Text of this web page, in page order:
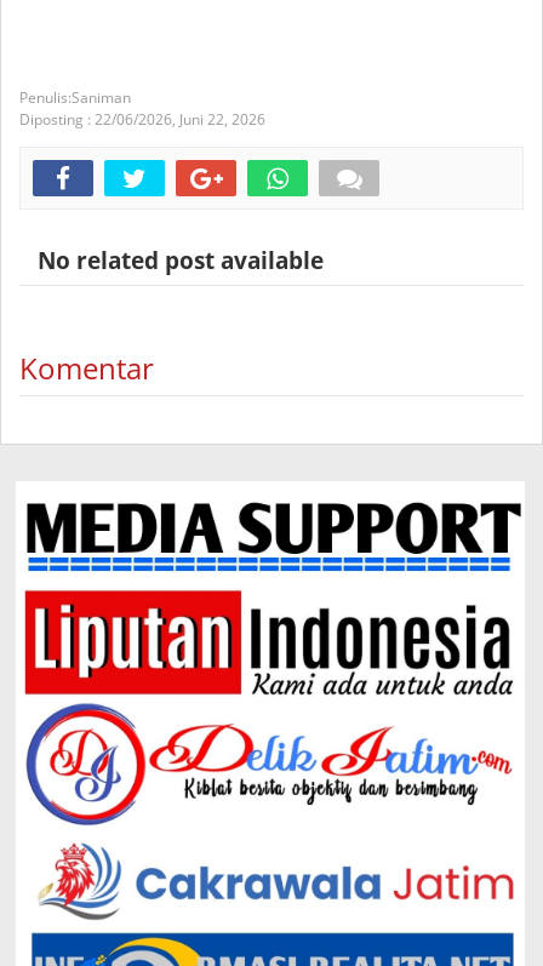
Saniman
Diposting : 22/06/2026, Juni 22, 2026
No related post available
Komentar